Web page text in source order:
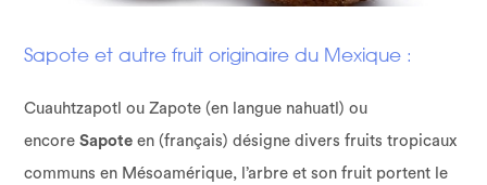
Sapote et autre fruit originaire du Mexique :
Cuauhtzapotl ou Zapote (en langue nahuatl) ou
encoreSapote en (français) désigne divers fruits tropicaux
communs en Mésoamérique, l’arbre et son fruit portent le